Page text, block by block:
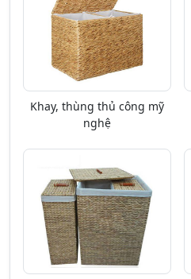
Khay, thùng thủ công mỹ
nghệ